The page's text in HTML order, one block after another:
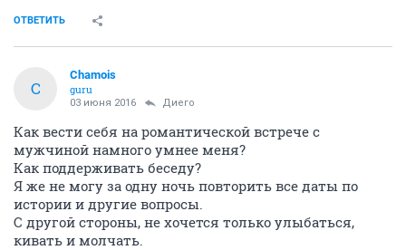
ОТВЕТИТЬ
C
Chamois
guru
03 июня 2016 Диего
Как вести себя на романтической встрече с
мужчиной намного умнее меня?
Как поддерживать беседу?
Я же не могу за одну ночь повторить все даты по
истории и другие вопросы.
С другой стороны, не хочется только улыбаться,
кивать и молчать.